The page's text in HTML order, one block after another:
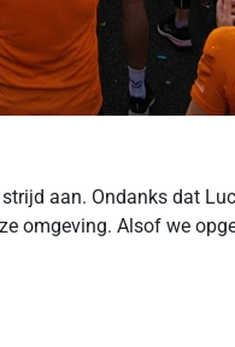
aan. Ondanks dat
omgeving. Alsof we